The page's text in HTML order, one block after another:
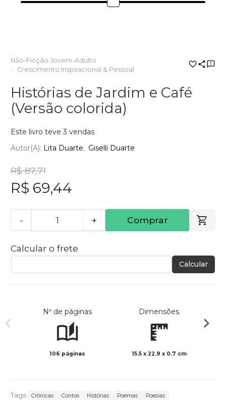
Não-Ficção Jovem-Adulto
Crescimento Inspiracional & Pessoal
Histórias de Jardim e Café
(Versão colorida)
Este livro teve 3 vendas
Autor(a): Lita Duarte Giselli Duarte
R$ 87,71
R$ 69,44
- + Comprar
Calcular o frete
Calcular
Nº de páginas
106 páginas
Dimensões
15.5 x 22.9 x 0.7 cm
Tags: Crônicas Contos Histórias Poemas Poesias